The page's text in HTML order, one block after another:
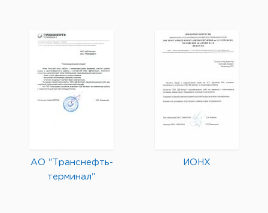
АО "Транснефть-
терминал"
ИОНХ